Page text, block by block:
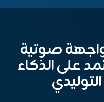
صوتية
على الذكاء